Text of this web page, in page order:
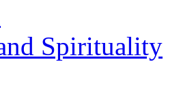
Spirituality